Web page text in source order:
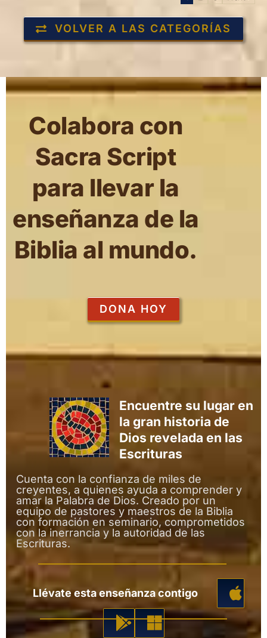
VOLVER A LAS CATEGORÍAS
Colabora con
Sacra Script
para llevar la
enseñanza de la
Biblia al mundo.
DONA HOY
Encuentre su lugar en
la gran historia de
Dios revelada en las
Escrituras
Cuenta con la confianza de miles de
creyentes, a quienes ayuda a comprender y
amar la Palabra de Dios. Creado por un
equipo de pastores y maestros de la Biblia
con formación en seminario, comprometidos
con la inerrancia y la autoridad de las
Escrituras.
Llévate esta enseñanza contigo